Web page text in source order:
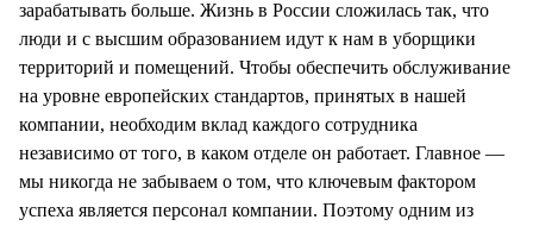
зарабатывать больше. Жизнь в России сложилась так, что
люди и с высшим образованием идут к нам в уборщики
территорий и помещений. Чтобы обеспечить обслуживание
на уровне европейских стандартов, принятых в нашей
компании, необходим вклад каждого сотрудника
независимо от того, в каком отделе он работает. Главное —
мы никогда не забываем о том, что ключевым фактором
успеха является персонал компании. Поэтому одним из